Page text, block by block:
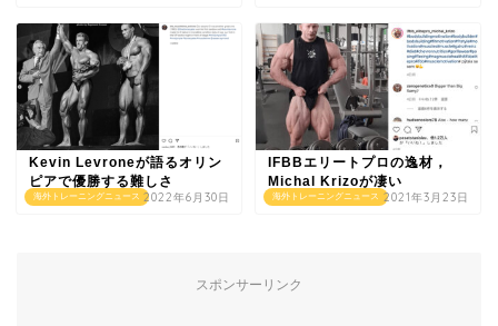
海外トレーニングニュース
Kevin Levroneが語るオリン
ピアで優勝する難しさ
2022年6月30日 海外トレーニングニュース
IFBBエリートプロの逸材，
Michal Krizoが凄い
2021年3月23日
スポンサーリンク